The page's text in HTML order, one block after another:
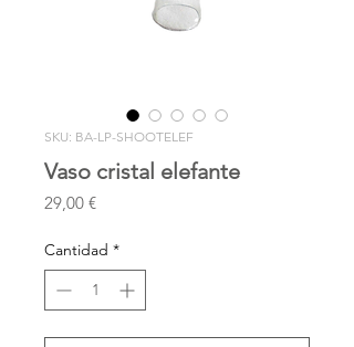
SKU: BA-LP-SHOOTELEF
Vaso cristal elefante
29,00 €Precio
Cantidad *